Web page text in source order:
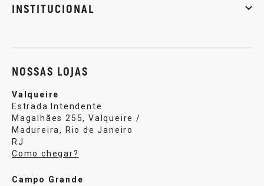
INSTITUCIONAL
NOSSAS LOJAS
Valqueire
Estrada Intendente
Magalhães 255, Valqueire /
Madureira, Rio de Janeiro
RJ
Como chegar?
Campo Grande